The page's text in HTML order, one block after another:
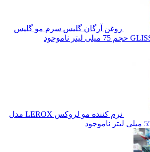
روغن آرگان گلیس سرم مو گلیس
ناموجود
نرم کننده مو لروکس LEROX مدل
ناموجود